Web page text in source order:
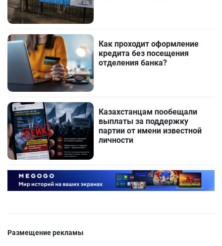
Как проходит оформление
кредита без посещения
отделения банка?
Казахстанцам пообещали
выплаты за поддержку
партии от имени известной
личности
Размещение рекламы